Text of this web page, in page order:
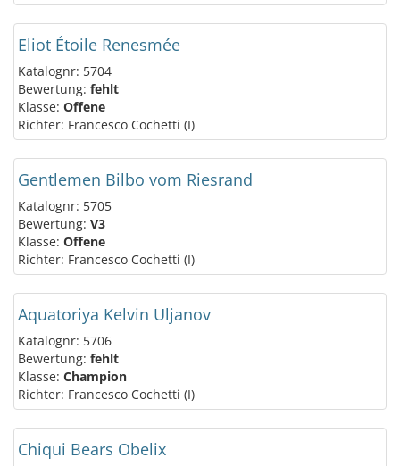
Eliot Étoile Renesmée
Katalognr: 5704
Bewertung: fehlt
Klasse: Offene
Richter: Francesco Cochetti (I)
Gentlemen Bilbo vom Riesrand
Katalognr: 5705
Bewertung: V3
Klasse: Offene
Richter: Francesco Cochetti (I)
Aquatoriya Kelvin Uljanov
Katalognr: 5706
Bewertung: fehlt
Klasse: Champion
Richter: Francesco Cochetti (I)
Chiqui Bears Obelix